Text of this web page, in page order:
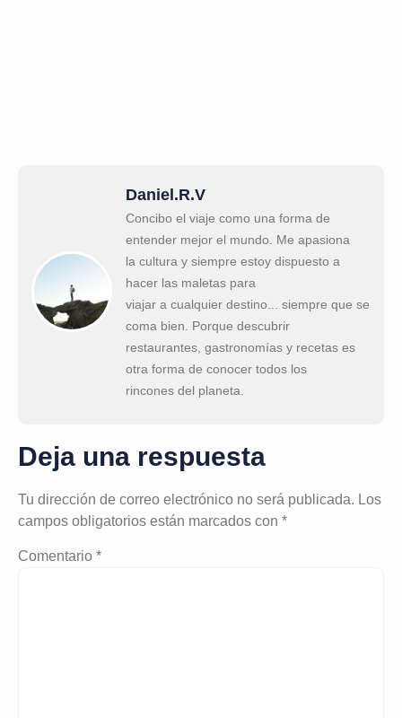
Daniel.R.V
Concibo el viaje como una forma de
entender mejor el mundo. Me apasiona
la cultura y siempre estoy dispuesto a
hacer las maletas para
viajar a cualquier destino... siempre que se
coma bien. Porque descubrir
restaurantes, gastronomías y recetas es
otra forma de conocer todos los
rincones del planeta.
Deja una respuesta
Tu dirección de correo electrónico no será publicada. Los
campos obligatorios están marcados con *
Comentario *